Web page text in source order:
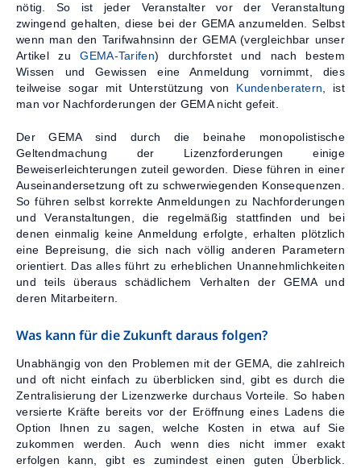
nötig. So ist jeder Veranstalter vor der Veranstaltung
zwingend gehalten, diese bei der GEMA anzumelden. Selbst
wenn man den Tarifwahnsinn der GEMA (vergleichbar unser
Artikel zuGEMA-Tarifen) durchforstet und nach bestem
Wissen und Gewissen eine Anmeldung vornimmt, dies
teilweise sogar mit Unterstützung von Kundenberatern , ist
man vor Nachforderungen der GEMA nicht gefeit.
Der GEMA sind durch die beinahe monopolistische
Geltendmachung der Lizenzforderungen einige
Beweiserleichterungen zuteil geworden. Diese führen in einer
Auseinandersetzung oft zu schwerwiegenden Konsequenzen.
So führen selbst korrekte Anmeldungen zu Nachforderungen
und Veranstaltungen, die regelmäßig stattfinden und bei
denen einmalig keine Anmeldung erfolgte, erhalten plötzlich
eine Bepreisung, die sich nach völlig anderen Parametern
orientiert. Das alles führt zu erheblichen Unannehmlichkeiten
und teils überaus schädlichem Verhalten der GEMA und
deren Mitarbeitern.
Was kann für die Zukunft daraus folgen?
Unabhängig von den Problemen mit der GEMA, die zahlreich
und oft nicht einfach zu überblicken sind, gibt es durch die
Zentralisierung der Lizenzwerke durchaus Vorteile. So haben
versierte Kräfte bereits vor der Eröffnung eines Ladens die
Option Ihnen zu sagen, welche Kosten in etwa auf Sie
zukommen werden. Auch wenn dies nicht immer exakt
erfolgen kann, gibt es zumindest einen guten Überblick.